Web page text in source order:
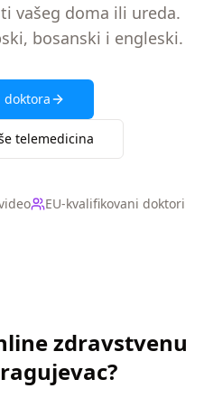
vašeg doma ili ureda.
bosanski i engleski.
doktora
telemedicina
EU-kvalifikovani doktori
zdravstvenu
?